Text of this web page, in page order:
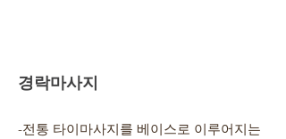
경락마사지
-전통 타이마사지를 베이스로 이루어지는